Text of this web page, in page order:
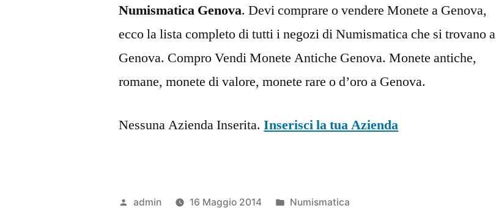
Numismatica Genova. Devi comprare o vendere Monete a Genova,
ecco la lista completo di tutti i negozi di Numismatica che si trovano a
Genova. Compro Vendi Monete Antiche Genova. Monete antiche,
romane, monete di valore, monete rare o d’oro a Genova.
Nessuna Azienda Inserita. Inserisci la tua Azienda
Pubblicato
admin 16 Maggio 2014
Pubblicato
Numismatica